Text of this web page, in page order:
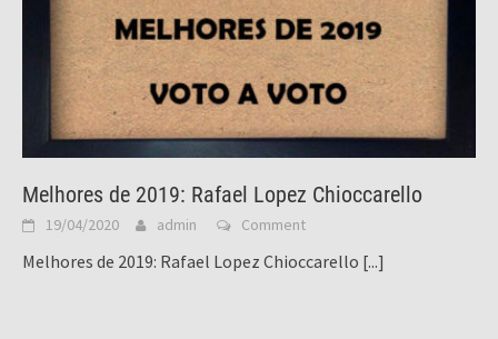
Melhores de 2019: Rafael Lopez Chioccarello
19/04/2020 admin Comment
Melhores de 2019: Rafael Lopez Chioccarello [...]